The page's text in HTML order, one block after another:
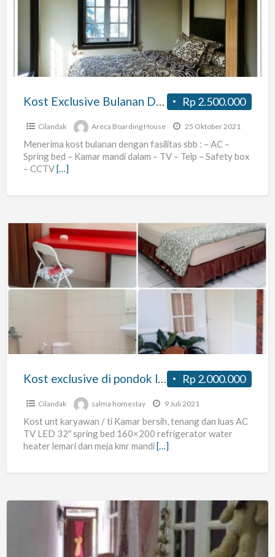
Jakarta
Rp 2.500.000
Kost Exclusive Bulanan Di Pondok Labu Jakarta Selatan
Cilandak Areca Boarding House 25 Oktober 2021
Menerima kost bulanan dengan fasilitas sbb : – AC –
Spring bed – Kamar mandi dalam – TV – Telp – Safety box
– CCTV[…]
exclusive
di
cilandak
jakarta
Rp 2.000.000
Kost exclusive di pondok labu cilandak jakarta selatan
Cilandak salma homestay 9 Juli 2021
Kost unt karyawan / ti Kamar bersih, tenang dan luas AC
TV LED 32″ spring bed 160×200 refrigerator water
heater lemari dan meja kmr mandi[…]